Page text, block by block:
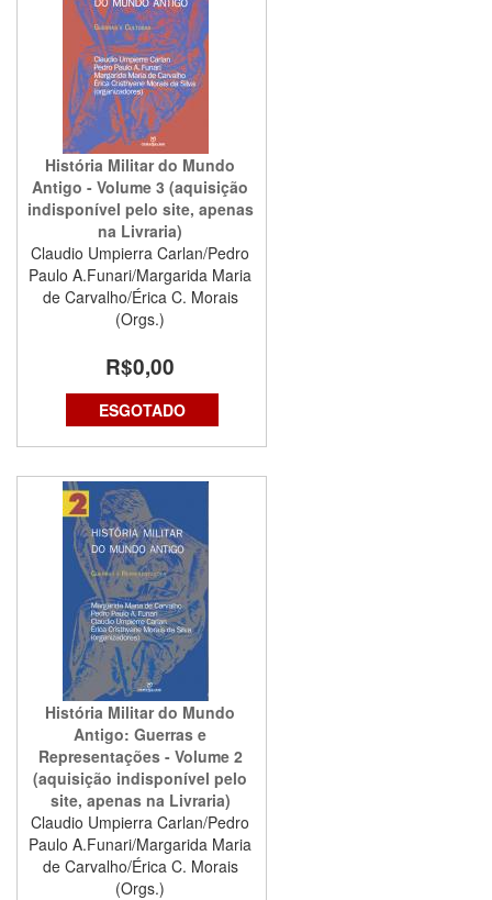
História Militar do Mundo
Antigo - Volume 3 (aquisição
indisponível pelo site, apenas
na Livraria)
Claudio Umpierra Carlan/Pedro
Paulo A.Funari/Margarida Maria
de Carvalho/Érica C. Morais
(Orgs.)
R$0,00
ESGOTADO
História Militar do Mundo
Antigo: Guerras e
Representações - Volume 2
(aquisição indisponível pelo
site, apenas na Livraria)
Claudio Umpierra Carlan/Pedro
Paulo A.Funari/Margarida Maria
de Carvalho/Érica C. Morais
(Orgs.)